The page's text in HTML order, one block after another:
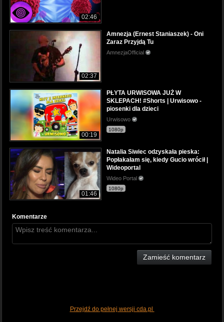
02:46
02:37
Amnezja (Ernest Staniaszek) - Oni
Zaraz Przyjdą Tu
AmnezjaOfficial
00:19
PŁYTA URWISOWA JUŻ W
SKLEPACH! #Shorts | Urwisowo -
piosenki dla dzieci
Urwisowo
1080p
01:46
Natalia Siwiec odzyskała pieska:
Popłakałam się, kiedy Gucio wrócił |
Wideoportal
Wideo Portal
1080p
Komentarze
Zamieść komentarz
Przejdź do pełnej wersji cda.pl